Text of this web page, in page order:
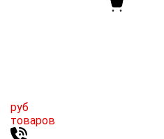
руб
товаров